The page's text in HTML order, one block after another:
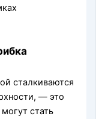
сталкиваются
— это
стать